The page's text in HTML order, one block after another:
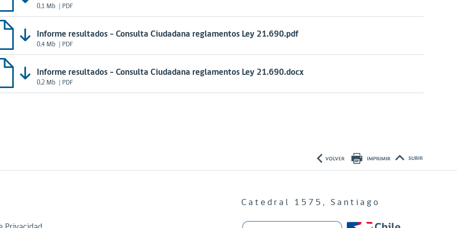
0,1 Mb | PDF
Informe resultados - Consulta Ciudadana reglamentos Ley 21.690.pdf
0,4 Mb | PDF
Informe resultados - Consulta Ciudadana reglamentos Ley 21.690.docx
0,2 Mb | PDF
Catedral 1575, Santiago